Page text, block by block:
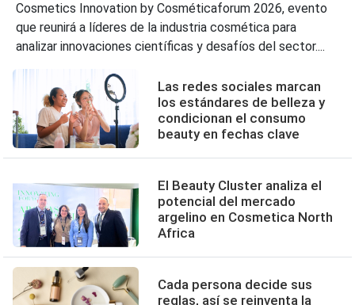
Cosmetics Innovation by Cosméticaforum 2026, evento
que reunirá a líderes de la industria cosmética para
analizar innovaciones científicas y desafíos del sector....
Las redes sociales marcan
los estándares de belleza y
condicionan el consumo
beauty en fechas clave
El Beauty Cluster analiza el
potencial del mercado
argelino en Cosmetica North
Africa
Cada persona decide sus
reglas, así se reinventa la